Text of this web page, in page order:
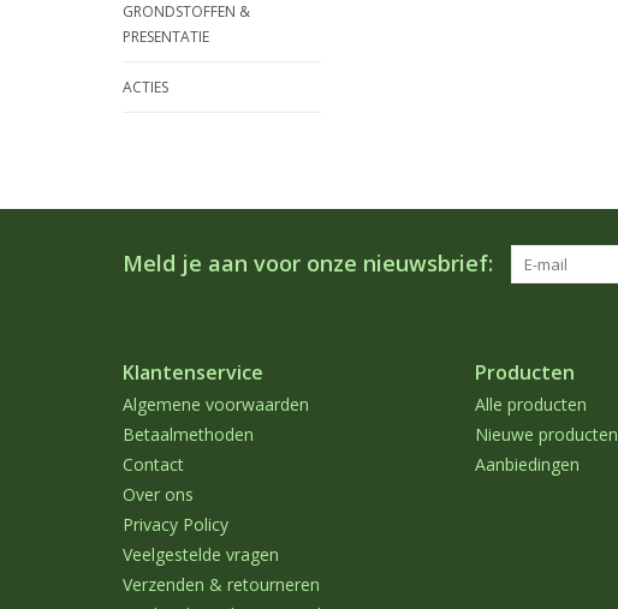
GRONDSTOFFEN &
PRESENTATIE
ACTIES
Meld je aan voor onze nieuwsbrief:
Klantenservice
Algemene voorwaarden
Betaalmethoden
Contact
Over ons
Privacy Policy
Veelgestelde vragen
Verzenden & retourneren
Producten
Alle producten
Nieuwe producten
Aanbiedingen